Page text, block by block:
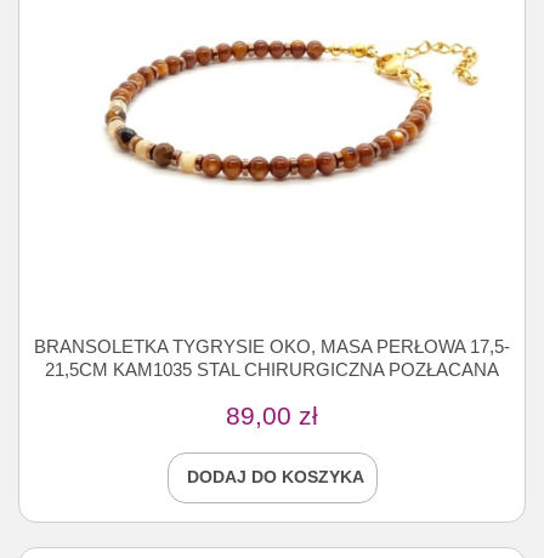
BRANSOLETKA TYGRYSIE OKO, MASA PERŁOWA 17,5-
21,5CM KAM1035 STAL CHIRURGICZNA POZŁACANA
89,00 zł
DODAJ DO KOSZYKA